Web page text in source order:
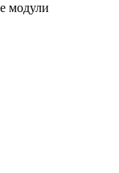
модули